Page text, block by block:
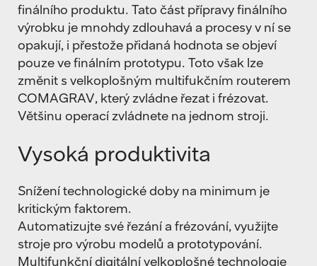
finálního produktu. Tato část přípravy finálního
výrobku je mnohdy zdlouhavá a procesy v ní se
opakují, i přestože přidaná hodnota se objeví
pouze ve finálním prototypu. Toto však lze
změnit s velkoplošným multifukčním routerem
COMAGRAV, který zvládne řezat i frézovat.
Většinu operací zvládnete na jednom stroji.
Vysoká produktivita
Snížení technologické doby na minimum je
kritickým faktorem.
Automatizujte své řezání a frézování, využijte
stroje pro výrobu modelů a prototypování.
Multifunkční digitální velkoplošné technologie